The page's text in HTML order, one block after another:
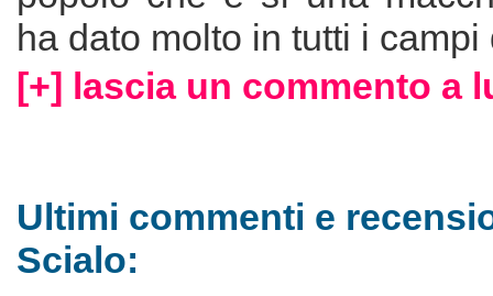
ha dato molto in tutti i
[+] lascia un commento a
Ultimi commenti e
Scialo: